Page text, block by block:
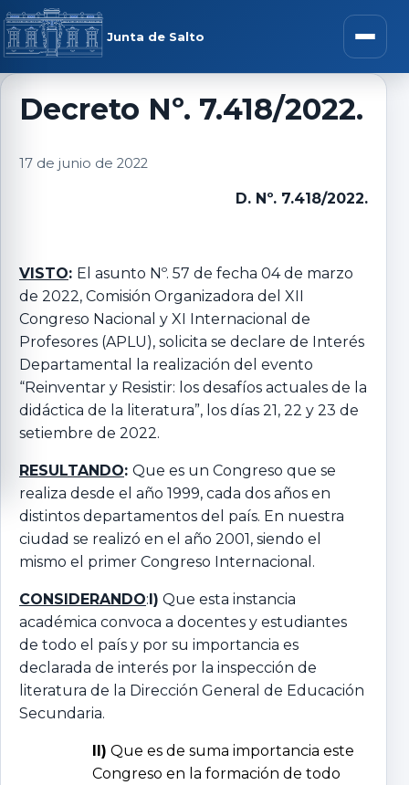
Saltar al contenido
Junta de Salto Abrir
menú
Decreto Nº. 7.418/2022.
17 de junio de 2022
D. Nº. 7.418/2022.
VISTO: El asunto Nº. 57 de fecha 04 de marzo
de 2022, Comisión Organizadora del XII
Congreso Nacional y XI Internacional de
Profesores (APLU), solicita se declare de Interés
Departamental la realización del evento
“Reinventar y Resistir: los desafíos actuales de la
didáctica de la literatura”, los días 21, 22 y 23 de
setiembre de 2022.
RESULTANDO: Que es un Congreso que se
realiza desde el año 1999, cada dos años en
distintos departamentos del país. En nuestra
ciudad se realizó en el año 2001, siendo el
mismo el primer Congreso Internacional.
CONSIDERANDO:I) Que esta instancia
académica convoca a docentes y estudiantes
de todo el país y por su importancia es
declarada de interés por la inspección de
literatura de la Dirección General de Educación
Secundaria.
II) Que es de suma importancia este
Congreso en la formación de todo